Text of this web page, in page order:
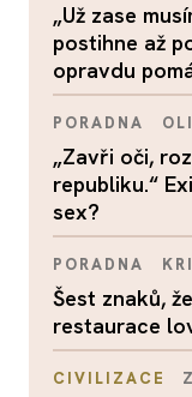
„Už zase
postihne až
opravdu
PORADNA
„Zavři oči,
republiku.“
sex?
PORADNA
Šest znaků,
restaurace
CIVILIZACE